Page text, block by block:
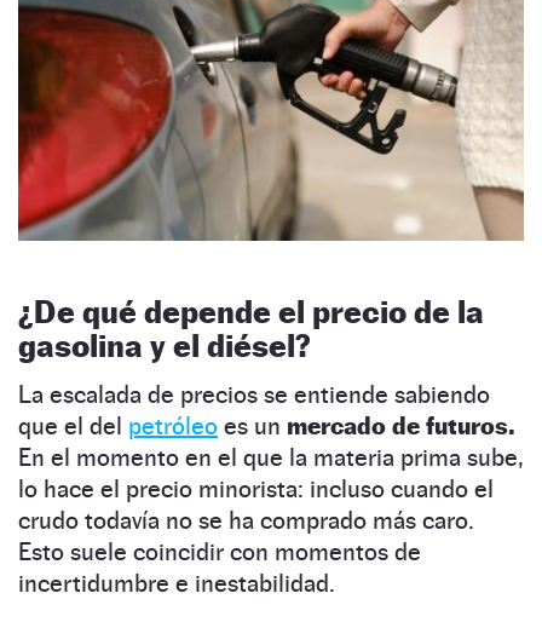
¿De qué depende el precio de la
gasolina y el diésel?
La escalada de precios se entiende sabiendo
que el del petróleo es un mercado de futuros.
En el momento en el que la materia prima sube,
lo hace el precio minorista: incluso cuando el
crudo todavía no se ha comprado más caro.
Esto suele coincidir con momentos de
incertidumbre e inestabilidad.